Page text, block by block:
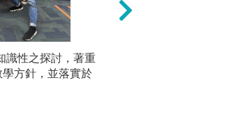
力訓練，
言與傳播
半為原住
切磋琢磨
想。
識性之探討，著重
學方針，並落實於